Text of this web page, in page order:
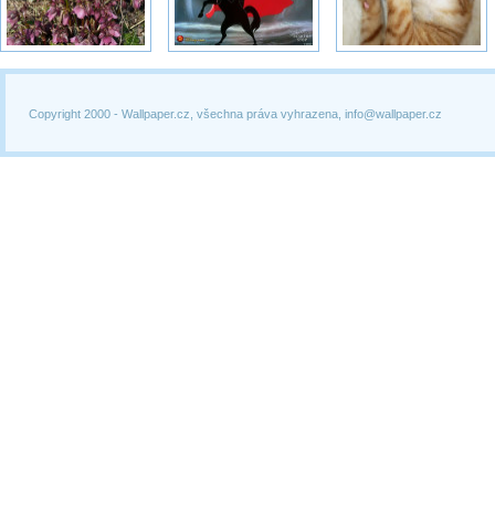
Copyright 2000 - Wallpaper.cz, všechna práva vyhrazena, info@wallpaper.cz